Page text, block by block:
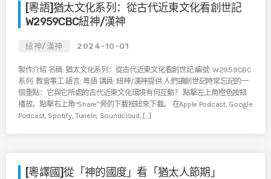
[粵語]猶太文化系列：從古代近東文化看創世記
W2959CBC紐神/漢神
紐神/漢神 2024-10-01
製作介紹 名稱: 猶太文化系列：從古代近東文化看創世記 編號: W2959CBC
系列: 教會事工 語言: 粵語 講員: 紐神/漢神提供 人們讀創世記時常忘記的一
個重點：它與它所處的古代近東文化環境有何互動？ 點擊左上角橙色按鈕
播放，點擊右上角“Share”旁的下載按鈕來下載。 在Apple Podcast, Google
Podcast, Spotify, TuneIn, Soundcloud, […]
[粵譯國]從「神的國度」看「猶太人節期」